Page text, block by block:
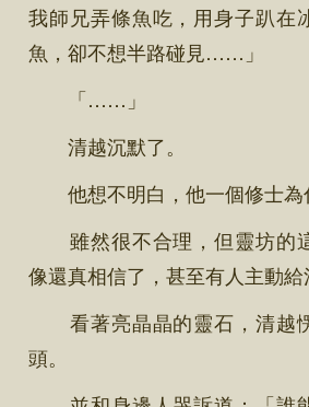
我師兄弄條魚吃，用身子趴在
魚，卻不想半路碰見……」
「……」
清越沉默了。
他想不明白，他一個修士為
雖然很不合理，但靈坊的
像還真相信了，甚至有人主動給
看著亮晶晶的靈石，清越
頭。